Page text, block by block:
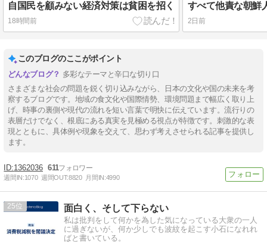
自国民を顧みない経済対策は貧困を招く
18時間前
すべて他責な朝鮮
2日前
このブログのここがポイント
多彩なテーマと辛口な切り口
さまざまな社会の問題を鋭く切り込みながら、日本の文化や国の未来を考
察するブログです。地域の食文化や国際情勢、環境問題まで幅広く取り上
げ、時事の裏側や現代の流れを短い言葉で明快に伝えています。流行りの
表層だけでなく、根底にある真実を見極める視点が特徴です。刺激的な表
現とともに、具体例や現象を交えて、思わず考えさせられる記事を提供し
ます。
1362036 611
週間IN:1070 週間OUT:8820 月間IN:4990
25 面白く、そして下らない
私は批判をして何かを為した気になっている大衆の一人
に過ぎないが、何か少しでも波紋を起こす小石になれれ
ばと書いている。